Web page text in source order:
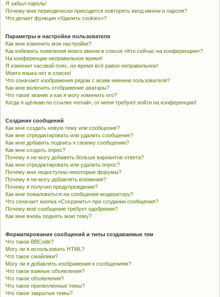
Я забыл пароль!
Почему мне периодически приходится повторять ввод имени и пароля?
Что делает функция «Удалить cookies»?
Параметры и настройки пользователя
Как мне изменить мои настройки?
Как избежать появления моего имени в списке «Кто сейчас на конференции»?
На конференции неправильное время!
Я изменил часовой пояс, но время всё равно неправильное!
Моего языка нет в списке!
Что означают изображения рядом с моим именем пользователя?
Как мне включить отображение аватары?
Что такое звание и как я могу изменить его?
Когда я щёлкаю по ссылке «email», от меня требуют войти на конференцию!
Создание сообщений
Как мне создать новую тему или сообщение?
Как мне отредактировать или удалить сообщение?
Как мне добавить подпись к своему сообщению?
Как мне создать опрос?
Почему я не могу добавить больше вариантов ответа?
Как мне отредактировать или удалить опрос?
Почему мне недоступны некоторые форумы?
Почему я не могу добавлять вложения?
Почему я получил предупреждение?
Как мне пожаловаться на сообщения модератору?
Что означает кнопка «Сохранить» при создании сообщения?
Почему моё сообщение требует одобрения?
Как мне вновь поднять мою тему?
Форматирование сообщений и типы создаваемых тем
Что такое BBCode?
Могу ли я использовать HTML?
Что такое смайлики?
Могу ли я добавлять изображения к сообщениям?
Что такое важные объявления?
Что такое объявления?
Что такое прилепленные темы?
Что такое закрытые темы?